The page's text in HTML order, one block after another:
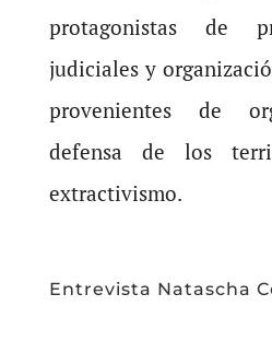
protagonistas de
judiciales y
provenientes de
defensa de los
extractivismo.
Entrevista Natascha